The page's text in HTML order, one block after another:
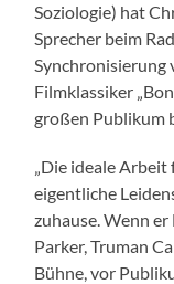
Soziologie) hat
Sprecher beim
Synchronisierung
Filmklassiker
großen Publikum
„Die ideale Arbeit
eigentliche
zuhause. Wenn
Parker, Truman
Bühne, vor